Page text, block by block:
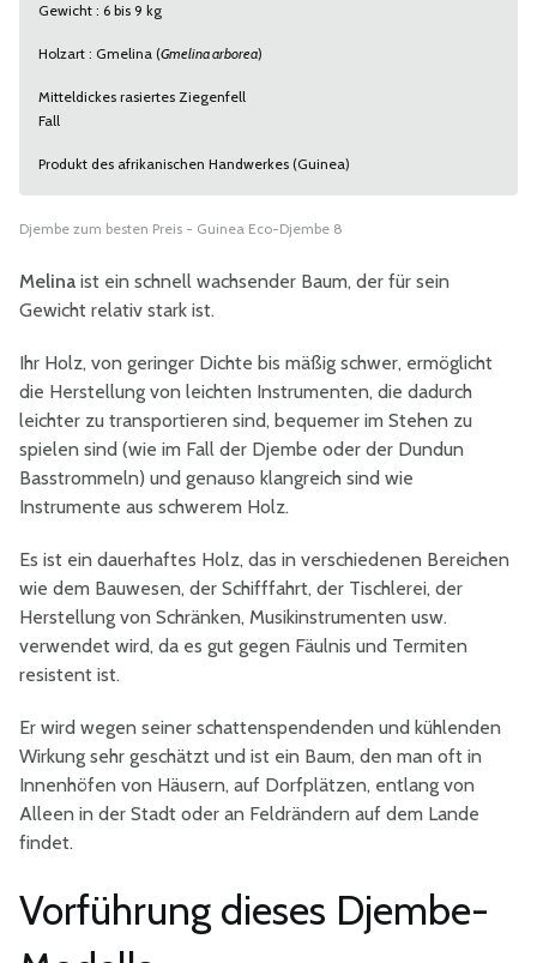
Gewicht : 6 bis 9 kg
Holzart : Gmelina (Gmelina arborea)
Mitteldickes rasiertes Ziegenfell
Fall
Produkt des afrikanischen Handwerkes (Guinea)
Djembe zum besten Preis - Guinea Eco-Djembe 8
Melina ist ein schnell wachsender Baum, der für sein
Gewicht relativ stark ist.
Ihr Holz, von geringer Dichte bis mäßig schwer, ermöglicht
die Herstellung von leichten Instrumenten, die dadurch
leichter zu transportieren sind, bequemer im Stehen zu
spielen sind (wie im Fall der Djembe oder der Dundun
Basstrommeln) und genauso klangreich sind wie
Instrumente aus schwerem Holz.
Es ist ein dauerhaftes Holz, das in verschiedenen Bereichen
wie dem Bauwesen, der Schifffahrt, der Tischlerei, der
Herstellung von Schränken, Musikinstrumenten usw.
verwendet wird, da es gut gegen Fäulnis und Termiten
resistent ist.
Er wird wegen seiner schattenspendenden und kühlenden
Wirkung sehr geschätzt und ist ein Baum, den man oft in
Innenhöfen von Häusern, auf Dorfplätzen, entlang von
Alleen in der Stadt oder an Feldrändern auf dem Lande
findet.
Vorführung dieses Djembe-